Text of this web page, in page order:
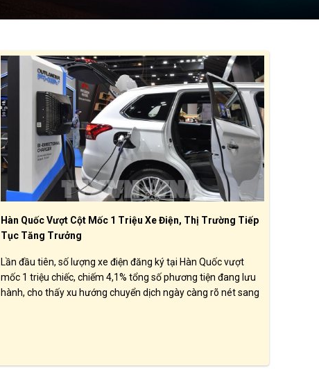
Hàn Quốc Vượt Cột Mốc 1 Triệu Xe Điện, Thị Trường Tiếp
Tục Tăng Trưởng
Lần đầu tiên, số lượng xe điện đăng ký tại Hàn Quốc vượt
mốc 1 triệu chiếc, chiếm 4,1% tổng số phương tiện đang lưu
hành, cho thấy xu hướng chuyển dịch ngày càng rõ nét sang